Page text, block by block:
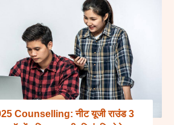
Counselling: नीट यूजी राउंड 3